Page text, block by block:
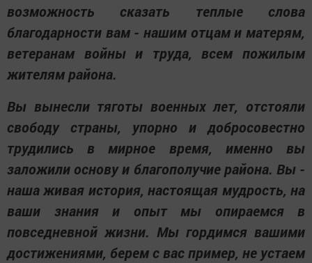
возможность сказать теплые слова
благодарности вам - нашим отцам и матерям,
ветеранам войны и труда, всем пожилым
жителям района.
Вы вынесли тяготы военных лет, отстояли
свободу страны, упорно и добросовестно
трудились в мирное время, именно вы
заложили основу и благополучие района. Вы -
наша живая история, настоящая мудрость, на
ваши знания и опыт мы опираемся в
повседневной жизни. Мы гордимся вашими
достижениями, берем с вас пример, не устаем